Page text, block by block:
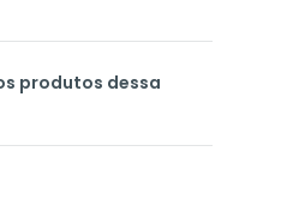
produtos dessa